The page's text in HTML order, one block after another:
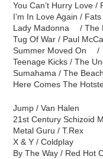
You Can’t Hurry Love /
I’m In Love Again /
Lady Madonna / The
Tug Of War / Paul
Summer Moved On
Teenage Kicks / The
Sumahama / The
Here Comes The
Jump / Van Halen
21st Century Schizoid
Metal Guru / T.Rex
X & Y / Coldplay
By The Way / Red Hot